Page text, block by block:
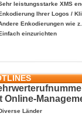
leistungsstarke XMS
Ihrer Logos /
Enkodierungen wie
einzurichten
Online-
Länder